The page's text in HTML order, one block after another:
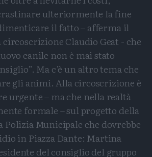
ulteriormente la fine
il fatto – afferma il
Claudio Geat - che
canile non è mai stato
Ma c’è un altro tema che
gli animi. Alla circoscrizione è
urgente – ma che nella realtà
formale – sul progetto della
Polizia Municipale che dovrebbe
in Piazza Dante: Martina
del consiglio del gruppo